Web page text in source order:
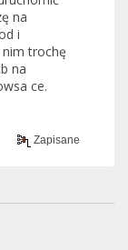
na
i
nim trochę
na
ce.
Zapisane